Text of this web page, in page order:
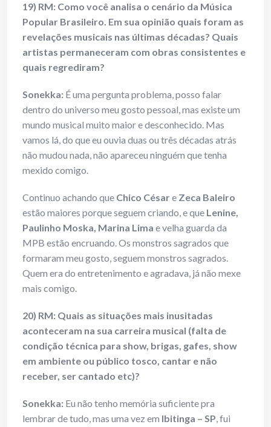
19) RM: Como você analisa o cenário da Música
Popular Brasileiro. Em sua opinião quais foram as
revelações musicais nas últimas décadas? Quais
artistas permaneceram com obras consistentes e
quais regrediram?
Sonekka: É uma pergunta problema, posso falar
dentro do universo meu gosto pessoal, mas existe um
mundo musical muito maior e desconhecido. Mas
vamos lá, do que eu ouvia duas ou três décadas atrás
não mudou nada, não apareceu ninguém que tenha
mexido comigo.
Continuo achando que Chico Césare Zeca Baleiro
estão maiores porque seguem criando, e que Lenine,
Paulinho Moska, Marina Lima e velha guarda da
MPB estão encruando. Os monstros sagrados que
formaram meu gosto, seguem monstros sagrados.
Quem era do entretenimento e agradava, já não mexe
mais comigo.
20) RM: Quais as situações mais inusitadas
aconteceram na sua carreira musical (falta de
condição técnica para show, brigas, gafes, show
em ambiente ou público tosco, cantar e não
receber, ser cantado etc)?
Sonekka: Eu não tenho memória suficiente pra
lembrar de tudo, mas uma vez em Ibitinga – SP, fui